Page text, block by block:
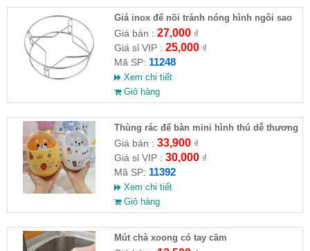
Giá inox để nồi tránh nóng hình ngôi sao
Giá bán : 27,000₫
Giá sỉ VIP : 25,000₫
Mã SP: 11248
Xem chi tiết
Giỏ hàng
Thùng rác để bàn mini hình thú dễ thương
Giá bán : 33,900₫
Giá sỉ VIP : 30,000₫
Mã SP: 11392
Xem chi tiết
Giỏ hàng
Mút chà xoong có tay cầm